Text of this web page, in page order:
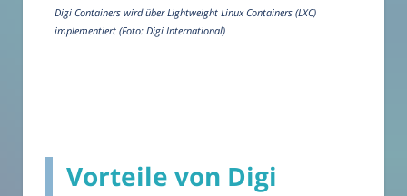
Digi Containers wird über Lightweight Linux Containers (LXC)
implementiert (Foto: Digi International)
Vorteile von Digi